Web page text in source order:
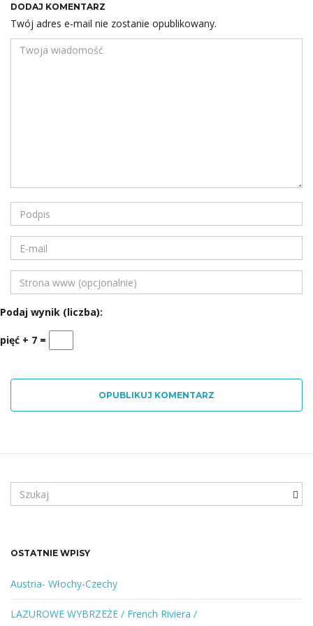
DODAJ KOMENTARZ
Twój adres e-mail nie zostanie opublikowany.
Podaj wynik (liczba):
pięć + 7 =
OPUBLIKUJ KOMENTARZ
z
a
e
s
ł
OSTATNIE WPISY
Austria- Włochy-Czechy
LAZUROWE WYBRZEŻE / French Riviera /